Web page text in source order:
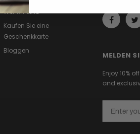
Wer wir sind
Kaufen Sie eine
Geschenkkarte
Bloggen
MELDEN
Enjoy 10%
and